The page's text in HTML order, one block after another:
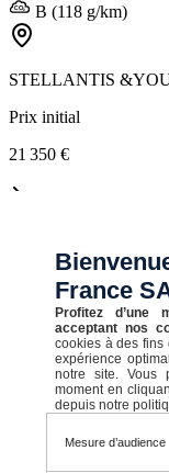
B (118 g/km)
STELLANTIS
Prix initial
21 350 €
19 850 €
165,48 € TTC/mois
France
Profitez d’une
acceptant nos
cookies à des fins
expérience
notre site. Vous
moment en
depuis notre
Mesure d’audience